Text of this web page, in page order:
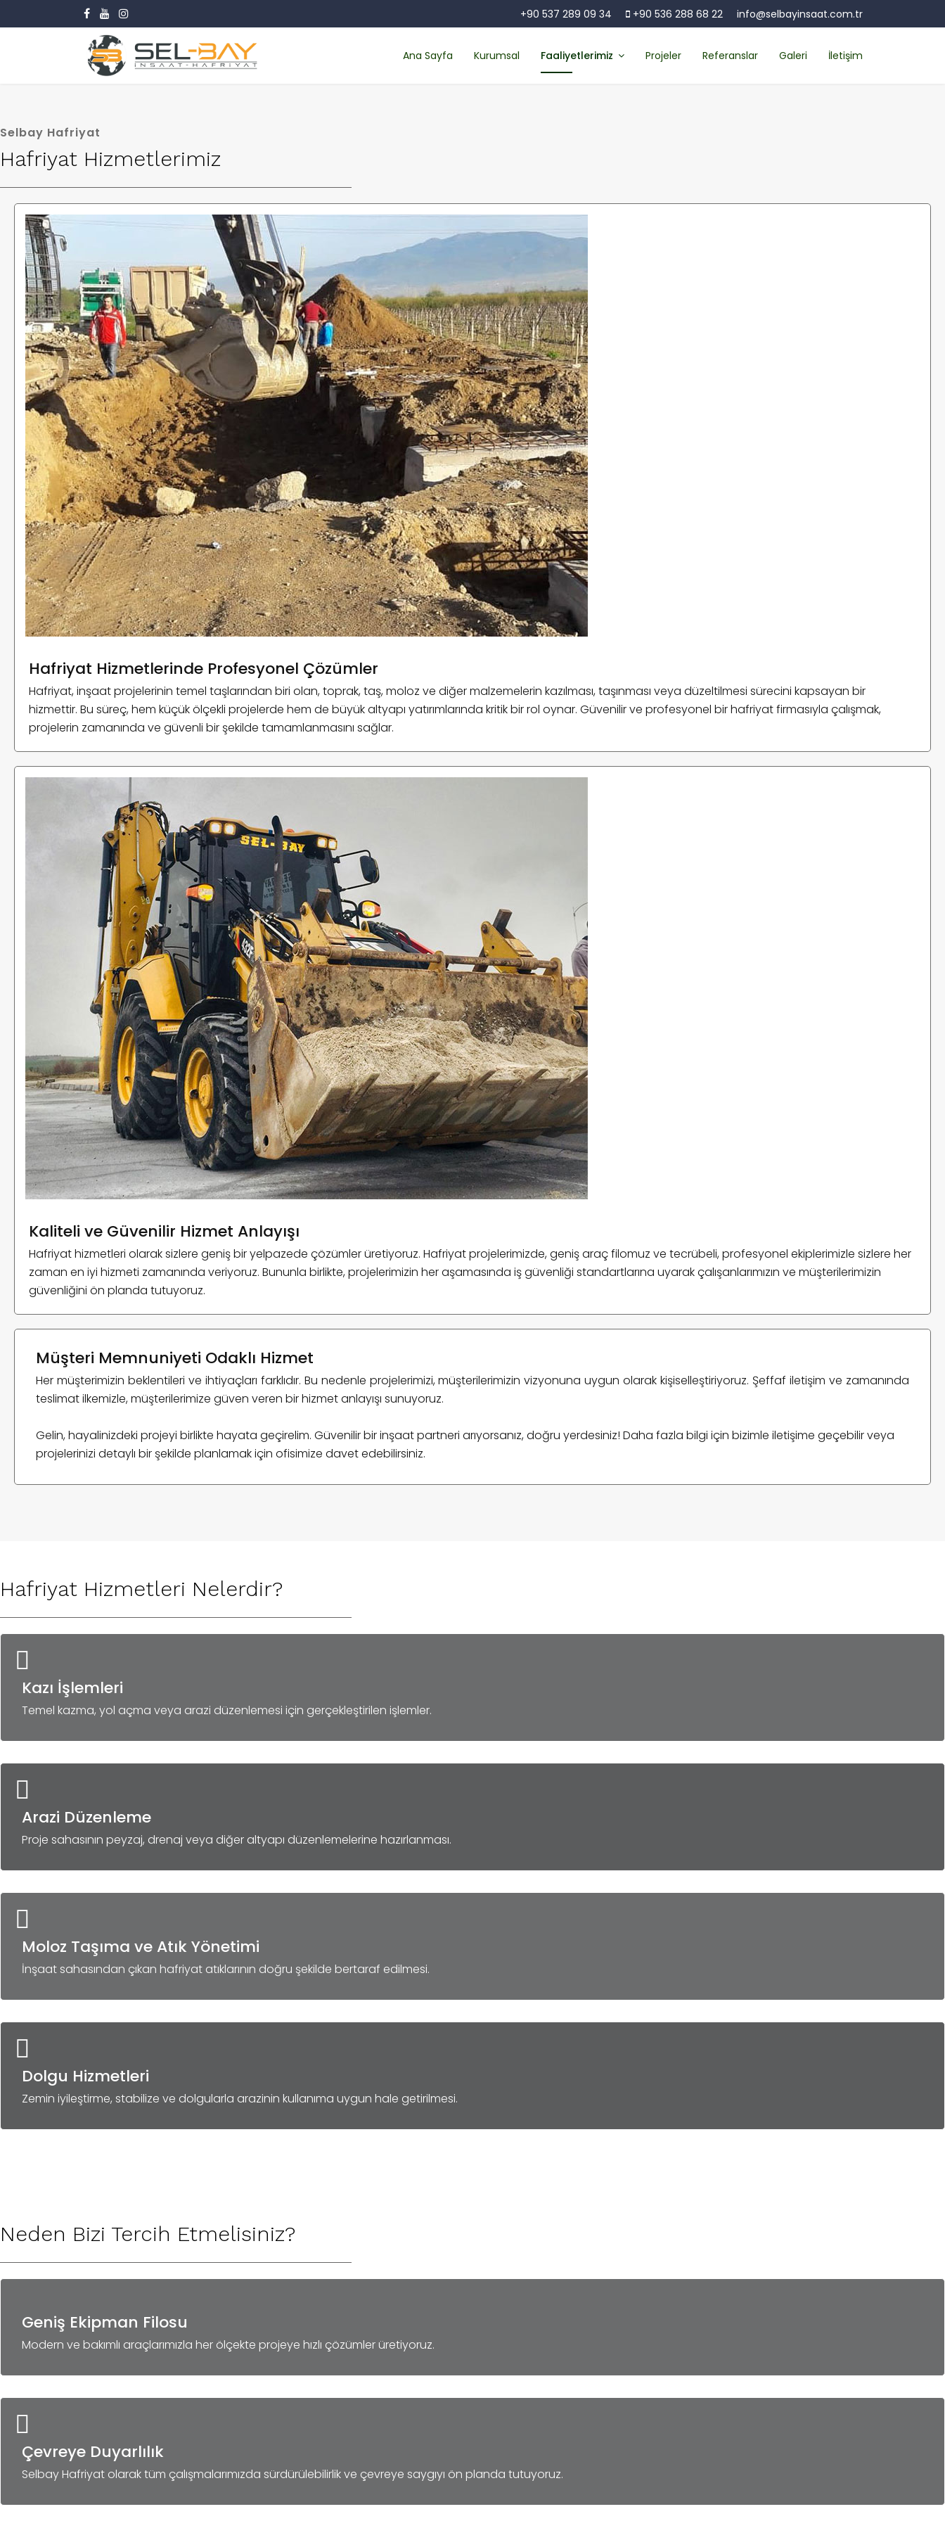
+90 537 289 09 34 +90 536 288 68 22 info@selbayinsaat.com.tr
Ana Sayfa Kurumsal Faaliyetlerimiz Projeler Referanslar Galeri İletişim
Selbay Hafriyat
Hafriyat Hizmetlerimiz
Hafriyat Hizmetlerinde Profesyonel Çözümler
Hafriyat, inşaat projelerinin temel taşlarından biri olan, toprak, taş, moloz ve diğer malzemelerin kazılması, taşınması veya düzeltilmesi sürecini kapsayan bir
hizmettir. Bu süreç, hem küçük ölçekli projelerde hem de büyük altyapı yatırımlarında kritik bir rol oynar. Güvenilir ve profesyonel bir hafriyat firmasıyla çalışmak,
projelerin zamanında ve güvenli bir şekilde tamamlanmasını sağlar.
Kaliteli ve Güvenilir Hizmet Anlayışı
Hafriyat hizmetleri olarak sizlere geniş bir yelpazede çözümler üretiyoruz. Hafriyat projelerimizde, geniş araç filomuz ve tecrübeli, profesyonel ekiplerimizle sizlere her
zaman en iyi hizmeti zamanında veriyoruz. Bununla birlikte, projelerimizin her aşamasında iş güvenliği standartlarına uyarak çalışanlarımızın ve müşterilerimizin
güvenliğini ön planda tutuyoruz.
Müşteri Memnuniyeti Odaklı Hizmet
Her müşterimizin beklentileri ve ihtiyaçları farklıdır. Bu nedenle projelerimizi, müşterilerimizin vizyonuna uygun olarak kişiselleştiriyoruz. Şeffaf iletişim ve zamanında
teslimat ilkemizle, müşterilerimize güven veren bir hizmet anlayışı sunuyoruz.
Gelin, hayalinizdeki projeyi birlikte hayata geçirelim. Güvenilir bir inşaat partneri arıyorsanız, doğru yerdesiniz! Daha fazla bilgi için bizimle iletişime geçebilir veya
projelerinizi detaylı bir şekilde planlamak için ofisimize davet edebilirsiniz.
Hafriyat Hizmetleri Nelerdir?
Kazı İşlemleri
Temel kazma, yol açma veya arazi düzenlemesi için gerçekleştirilen işlemler.
Arazi Düzenleme
Proje sahasının peyzaj, drenaj veya diğer altyapı düzenlemelerine hazırlanması.
Moloz Taşıma ve Atık Yönetimi
İnşaat sahasından çıkan hafriyat atıklarının doğru şekilde bertaraf edilmesi.
Dolgu Hizmetleri
Zemin iyileştirme, stabilize ve dolgularla arazinin kullanıma uygun hale getirilmesi.
Neden Bizi Tercih Etmelisiniz?
Geniş Ekipman Filosu
Modern ve bakımlı araçlarımızla her ölçekte projeye hızlı çözümler üretiyoruz.
Çevreye Duyarlılık
Selbay Hafriyat olarak tüm çalışmalarımızda sürdürülebilirlik ve çevreye saygıyı ön planda tutuyoruz.